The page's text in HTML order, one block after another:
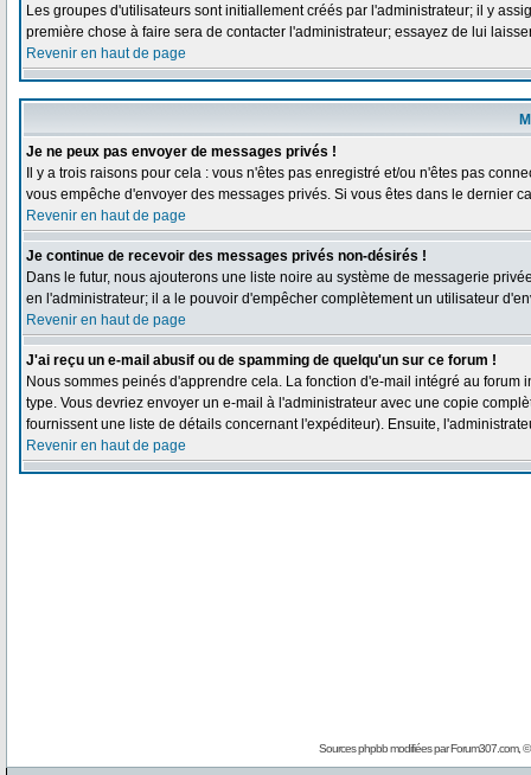
Les groupes d'utilisateurs sont initiallement créés par l'administrateur; il y
première chose à faire sera de contacter l'administrateur; essayez de lui
Revenir en haut de page
Je ne peux pas envoyer de messages privés !
Il y a trois raisons pour cela : vous n'êtes pas enregistré et/ou n'êtes pas
vous empêche d'envoyer des messages privés. Si vous êtes dans le dernier
Revenir en haut de page
Je continue de recevoir des messages privés non-désirés !
Dans le futur, nous ajouterons une liste noire au système de messagerie
en l'administrateur; il a le pouvoir d'empêcher complètement un utilisateur
Revenir en haut de page
J'ai reçu un e-mail abusif ou de spamming de quelqu'un sur ce forum !
Nous sommes peinés d'apprendre cela. La fonction d'e-mail intégré au
type. Vous devriez envoyer un e-mail à l'administrateur avec une copie
fournissent une liste de détails concernant l'expéditeur). Ensuite,
Revenir en haut de page
Sources phpbb modifiées parForum307.com, ©